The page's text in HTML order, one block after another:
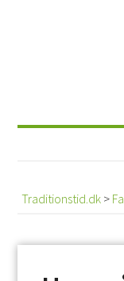
Traditionstid.dk >